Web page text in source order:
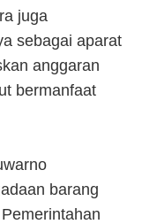
juga
sebagai aparat
anggaran
bermanfaat
barang